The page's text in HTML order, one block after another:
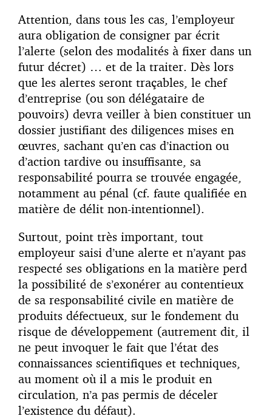
Attention, dans tous les cas, l’employeur
aura obligation de consigner par écrit
l’alerte (selon des modalités à fixer dans un
futur décret) … et de la traiter. Dès lors
que les alertes seront traçables, le chef
d’entreprise (ou son délégataire de
pouvoirs) devra veiller à bien constituer un
dossier justifiant des diligences mises en
œuvres, sachant qu’en cas d’inaction ou
d’action tardive ou insuffisante, sa
responsabilité pourra se trouvée engagée,
notamment au pénal (cf. faute qualifiée en
matière de délit non-intentionnel).
Surtout, point très important, tout
employeur saisi d’une alerte et n’ayant pas
respecté ses obligations en la matière perd
la possibilité de s’exonérer au contentieux
de sa responsabilité civile en matière de
produits défectueux, sur le fondement du
risque de développement (autrement dit, il
ne peut invoquer le fait que l’état des
connaissances scientifiques et techniques,
au moment où il a mis le produit en
circulation, n’a pas permis de déceler
l’existence du défaut).